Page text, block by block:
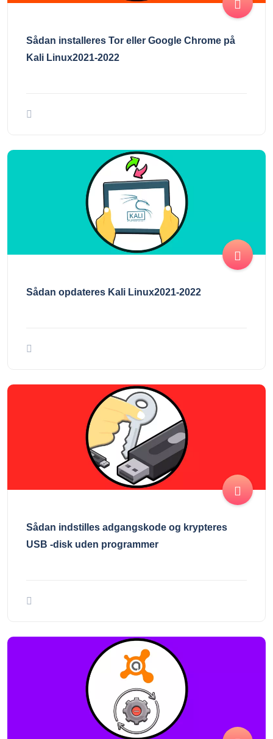
Sådan installeres Tor eller Google Chrome på
Kali Linux2021-2022
Sådan opdateres Kali Linux2021-2022
Sådan indstilles adgangskode og krypteres
USB -disk uden programmer